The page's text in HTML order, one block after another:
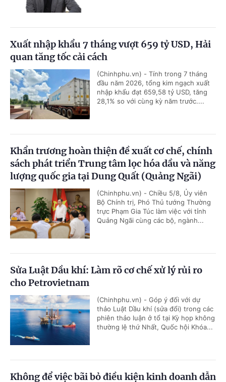
Xuất nhập khẩu 7 tháng vượt 659 tỷ USD, Hải
quan tăng tốc cải cách
(Chinhphu.vn) - Tính trong 7 tháng
đầu năm 2026, tổng kim ngạch xuất
nhập khẩu đạt 659,58 tỷ USD, tăng
28,1% so với cùng kỳ năm trước....
Khẩn trương hoàn thiện đề xuất cơ chế, chính
sách phát triển Trung tâm lọc hóa dầu và năng
lượng quốc gia tại Dung Quất (Quảng Ngãi)
(Chinhphu.vn) - Chiều 5/8, Ủy viên
Bộ Chính trị, Phó Thủ tướng Thường
trực Phạm Gia Túc làm việc với tỉnh
Quảng Ngãi cùng các bộ, ngành...
Sửa Luật Dầu khí: Làm rõ cơ chế xử lý rủi ro
cho Petrovietnam
(Chinhphu.vn) - Góp ý đối với dự
thảo Luật Dầu khí (sửa đổi) trong các
phiên thảo luận ở tổ tại Kỳ họp không
thường lệ thứ Nhất, Quốc hội Khóa...
Không để việc bãi bỏ điều kiện kinh doanh dẫn